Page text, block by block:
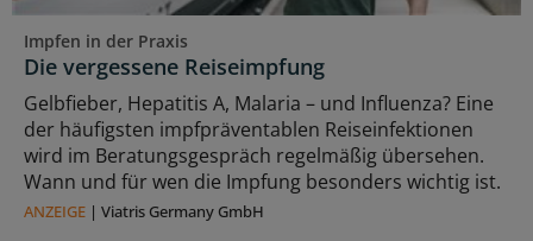
Impfen in der Praxis
Die vergessene Reiseimpfung
Gelbfieber, Hepatitis A, Malaria – und Influenza? Eine
der häufigsten impfpräventablen Reiseinfektionen
wird im Beratungsgespräch regelmäßig übersehen.
Wann und für wen die Impfung besonders wichtig ist.
ANZEIGE | Viatris Germany GmbH